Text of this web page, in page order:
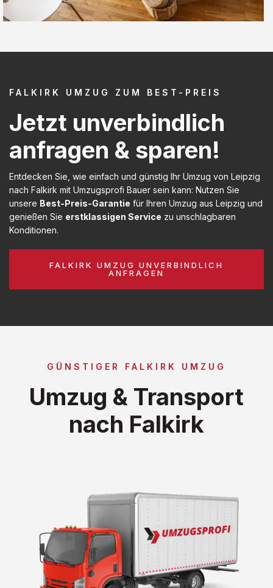
FALKIRK UMZUG ZUM BEST-PREIS
Jetzt unverbindlich
anfragen & sparen!
Entdecken Sie, wie einfach und günstig Ihr Umzug von Leipzig
nach Falkirk mit Umzugsprofi Bauer sein kann: Nutzen Sie
unsere Best-Preis-Garantie für Ihren Umzug aus Leipzig und
genießen Sie erstklassigen Service zu unschlagbaren
Konditionen.
FALKIRK UMZUG UNVERBINDLICH
ANFRAGEN
GÜNSTIGER FALKIRK UMZUG
Umzug & Transport
nach Falkirk